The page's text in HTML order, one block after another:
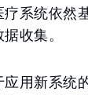
系统依然
收集。
用新系统